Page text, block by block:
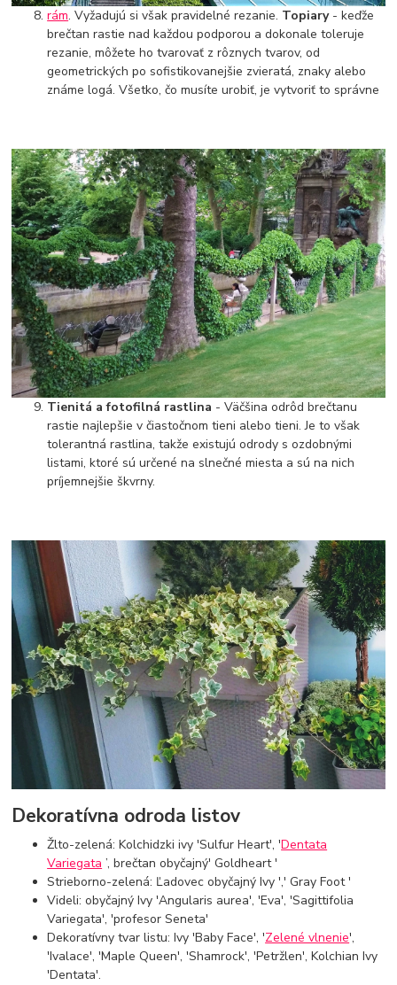
rám. Vyžadujú si však pravidelné rezanie. Topiary - keďže
brečtan rastie nad každou podporou a dokonale toleruje
rezanie, môžete ho tvarovať z rôznych tvarov, od
geometrických po sofistikovanejšie zvieratá, znaky alebo
známe logá. Všetko, čo musíte urobiť, je vytvoriť to správne
Tienitá a fotofilná rastlina - Väčšina odrôd brečtanu
rastie najlepšie v čiastočnom tieni alebo tieni. Je to však
tolerantná rastlina, takže existujú odrody s ozdobnými
listami, ktoré sú určené na slnečné miesta a sú na nich
príjemnejšie škvrny.
Dekoratívna odroda listov
Žlto-zelená: Kolchidzki ivy 'Sulfur Heart', 'Dentata
Variegata ’, brečtan obyčajný' Goldheart '
Strieborno-zelená: Ľadovec obyčajný Ivy ',' Gray Foot '
Videli: obyčajný Ivy 'Angularis aurea', 'Eva', 'Sagittifolia
Variegata', 'profesor Seneta'
Dekoratívny tvar listu: Ivy 'Baby Face', 'Zelené vlnenie',
'Ivalace', 'Maple Queen', 'Shamrock', 'Petržlen', Kolchian Ivy
'Dentata'.